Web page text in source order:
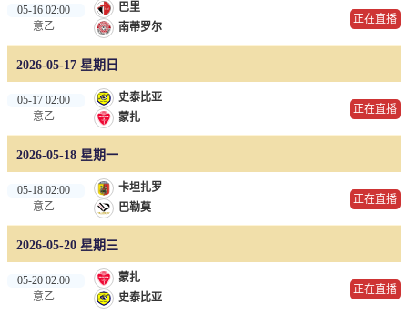
05-16 02:00
意乙
巴里
南蒂罗尔
正在直播
2026-05-17 星期日
05-17 02:00
意乙
史泰比亚
蒙扎
正在直播
2026-05-18 星期一
05-18 02:00
意乙
卡坦扎罗
巴勒莫
正在直播
2026-05-20 星期三
05-20 02:00
意乙
蒙扎
史泰比亚
正在直播